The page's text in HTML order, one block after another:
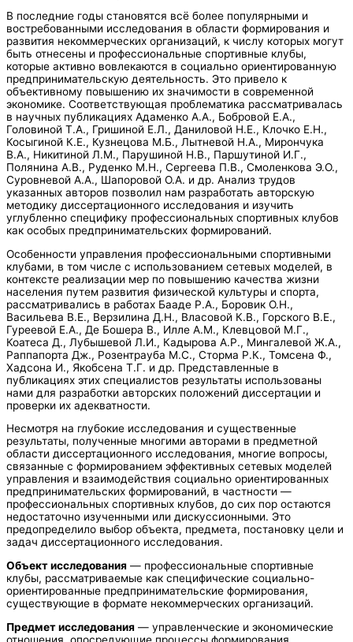
В последние годы становятся всё более популярными и
востребованными исследования в области формирования и
развития некоммерческих организаций, к числу которых могут
быть отнесены и профессиональные спортивные клубы,
которые активно вовлекаются в социально ориентированную
предпринимательскую деятельность. Это привело к
объективному повышению их значимости в современной
экономике. Соответствующая проблематика рассматривалась
в научных публикациях Адаменко А.А., Бобровой Е.А.,
Головиной Т.А., Гришиной Е.Л., Даниловой Н.Е., Клочко Е.Н.,
Косыгиной К.Е., Кузнецова М.Б., Лытневой Н.А., Мирончука
В.А., Никитиной Л.М., Парушиной Н.В., Паршутиной И.Г.,
Полянина А.В., Руденко М.Н., Сергеева П.В., Смоленкова Э.О.,
Суровневой А.А., Шапоровой О.А. и др. Анализ трудов
указанных авторов позволил нам разработать авторскую
методику диссертационного исследования и изучить
углубленно специфику профессиональных спортивных клубов
как особых предпринимательских формирований.
Особенности управления профессиональными спортивными
клубами, в том числе с использованием сетевых моделей, в
контексте реализации мер по повышению качества жизни
населения путем развития физической культуры и спорта,
рассматривались в работах Бааде Р.А., Боровик О.Н.,
Васильева В.Е., Верзилина Д.Н., Власовой К.В., Горского В.Е.,
Гуреевой Е.А., Де Бошера В., Илле А.М., Клевцовой М.Г.,
Коатеса Д., Лубышевой Л.И., Кадырова А.Р., Мингалевой Ж.А.,
Раппапорта Дж., Розентрауба М.С., Сторма Р.К., Томсена Ф.,
Хадсона И., Якобсена Т.Г. и др. Представленные в
публикациях этих специалистов результаты использованы
нами для разработки авторских положений диссертации и
проверки их адекватности.
Несмотря на глубокие исследования и существенные
результаты, полученные многими авторами в предметной
области диссертационного исследования, многие вопросы,
связанные с формированием эффективных сетевых моделей
управления и взаимодействия социально ориентированных
предпринимательских формирований, в частности —
профессиональных спортивных клубов, до сих пор остаются
недостаточно изученными или дискуссионными. Это
предопределило выбор объекта, предмета, постановку цели и
задач диссертационного исследования.
Объект исследования — профессиональные спортивные
клубы, рассматриваемые как специфические социально-
ориентированные предпринимательские формирования,
существующие в формате некоммерческих организаций.
Предмет исследования — управленческие и экономические
отношения, опосредующие процессы формирования